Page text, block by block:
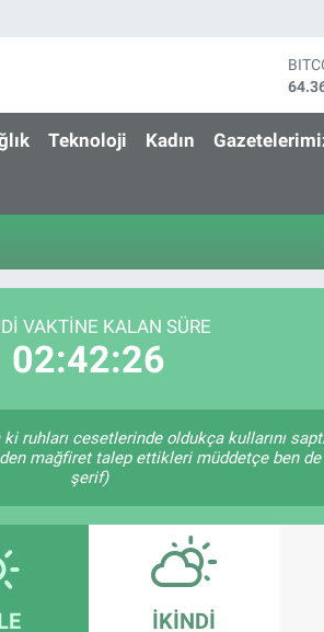
Teknoloji Kadın
VAKTINE KALAN SÜRE
02:42:25
ruhları cesetlerinde oldukça kullarını
mağfiret talep ettikleri müddetçe ben
şerif)
İKINDI